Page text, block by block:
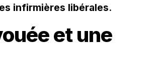
infirmières libérales.
et une